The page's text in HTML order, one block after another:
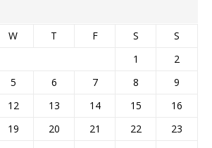
W T F S
S
1
2
5 6 7 8
9
12 13 14 15
16
19 20 21 22
23